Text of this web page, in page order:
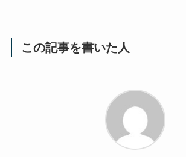
この記事を書いた人